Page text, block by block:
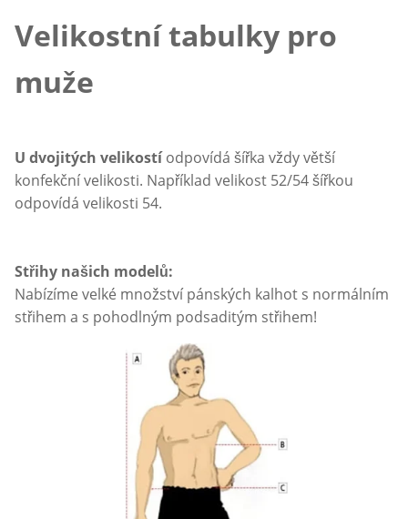
Velikostní tabulky pro
muže
U dvojitých velikostíodpovídá šířka vždy větší
konfekční velikosti. Například velikost 52/54 šířkou
odpovídá velikosti 54.
Střihy našich modelů:
Nabízíme velké množství pánských kalhot s normálním
střihem a s pohodlným podsaditým střihem!